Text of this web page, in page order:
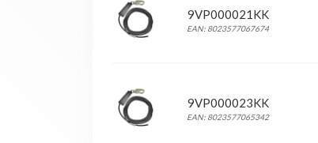
9VP000021KK
EAN: 8023577067674
9VP000023KK
EAN: 8023577065342